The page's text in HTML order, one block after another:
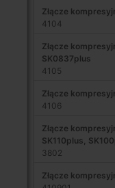
Złącze
4104
Złącze
SK0837plus
4105
Złącze
4106
Złącze
SK110plus,
3802
Złącze